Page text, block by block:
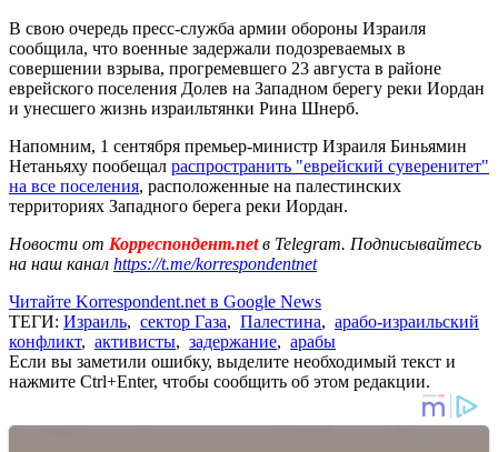
В свою очередь пресс-служба армии обороны Израиля
сообщила, что военные задержали подозреваемых в
совершении взрыва, прогремевшего 23 августа в районе
еврейского поселения Долев на Западном берегу реки Иордан
и унесшего жизнь израильтянки Рина Шнерб.
Напомним, 1 сентября премьер-министр Израиля Биньямин
Нетаньяху пообещал распространить "еврейский суверенитет"
на все поселения, расположенные на палестинских
территориях Западного берега реки Иордан.
Новости от Корреспондент.netв Telegram. Подписывайтесь
на наш канал https://t.me/korrespondentnet
Читайте Korrespondent.net в Google News
ТЕГИ: Израиль, сектор Газа, Палестина, арабо-израильский
конфликт, активисты, задержание, арабы
Если вы заметили ошибку, выделите необходимый текст и
нажмите Ctrl+Enter, чтобы сообщить об этом редакции.